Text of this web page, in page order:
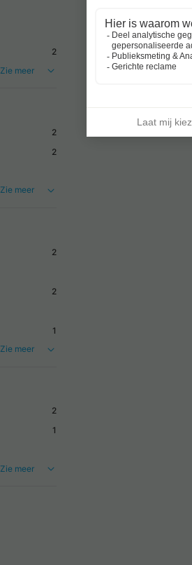
2
Zie meer
2
2
Zie meer
2
2
1
Zie meer
2
1
Zie meer